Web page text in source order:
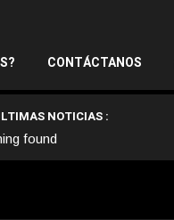
CONTÁCTANOS
NOTICIAS :
found